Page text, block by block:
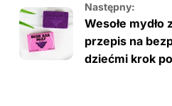
Następny:
Wesołe
przepis na
dziećmi krok